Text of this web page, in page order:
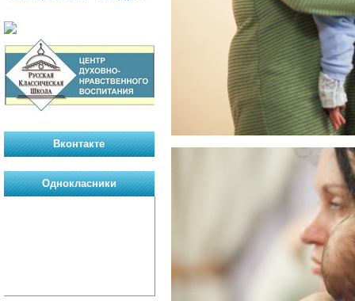
Вконтакте
Однокласники